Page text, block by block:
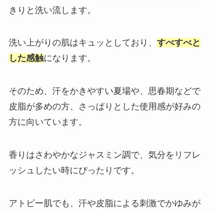
きりと洗い流します。
洗い上がりの肌はキュッとしており、 すべすべと
した感触になります。
そのため、汗をかきやすい夏場や、思春期などで
皮脂が多めの方、さっぱりとした使用感が好みの
方に向いています。
香りはさわやかなジャスミン調で、気分をリフレ
ッシュしたい時にぴったりです。
アトピー肌でも、汗や皮脂による刺激でかゆみが